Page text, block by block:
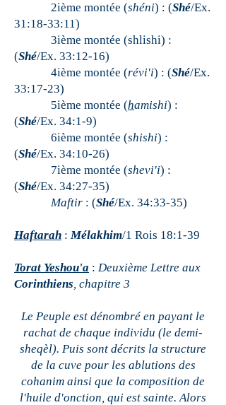
2ième montée (shéni) : (Shé/Ex.
31:18-33:11)
3ième montée (shlishi) :
(Shé/Ex. 33:12-16)
4ième montée (révi'i) : (Shé/Ex.
33:17-23)
5ième montée (hamishi) :
(Shé/Ex. 34:1-9)
6ième montée (shishi) :
(Shé/Ex. 34:10-26)
7ième montée (shevi'i) :
(Shé/Ex. 34:27-35)
Maftir : (Shé/Ex. 34:33-35)
Haftarah :Mélakhim/1 Rois 18:1-39
Torat Yeshou'a : Deuxième Lettre aux
Corinthiens, chapitre 3
Le Peuple est dénombré en payant le
rachat de chaque individu (le demi-
sheqèl). Puis sont décrits la structure
de la cuve pour les ablutions des
cohanim ainsi que la composition de
l'huile d'onction, qui est sainte. Alors